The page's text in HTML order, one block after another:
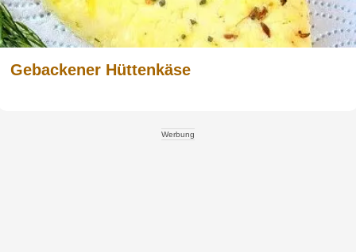
Gebackener Hüttenkäse
Werbung